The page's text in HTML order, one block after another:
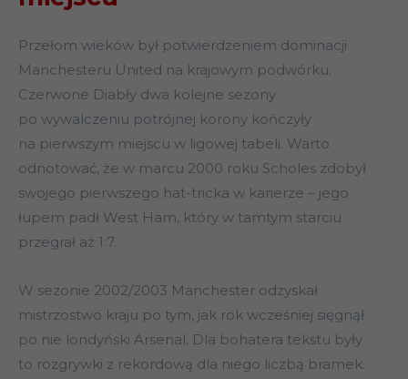
Przełom wieków był potwierdzeniem dominacji
Manchesteru United na krajowym podwórku.
Czerwone Diabły dwa kolejne sezony
po wywalczeniu potrójnej korony kończyły
na pierwszym miejscu w ligowej tabeli. Warto
odnotować, że w marcu 2000 roku Scholes zdobył
swojego pierwszego hat-tricka w karierze – jego
łupem padł West Ham, który w tamtym starciu
przegrał aż 1:7.
W sezonie 2002/2003 Manchester odzyskał
mistrzostwo kraju po tym, jak rok wcześniej sięgnął
po nie londyński Arsenal. Dla bohatera tekstu były
to rozgrywki z rekordową dla niego liczbą bramek.